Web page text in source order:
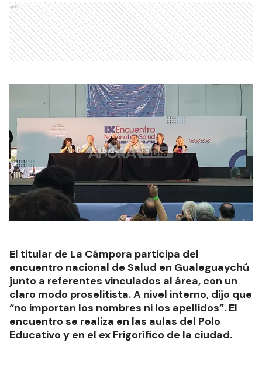
Ads
El titular de La Cámpora participa del
encuentro nacional de Salud en Gualeguaychú
junto a referentes vinculados al área, con un
claro modo proselitista. A nivel interno, dijo que
“no importan los nombres ni los apellidos”. El
encuentro se realiza en las aulas del Polo
Educativo y en el ex Frigorífico de la ciudad.